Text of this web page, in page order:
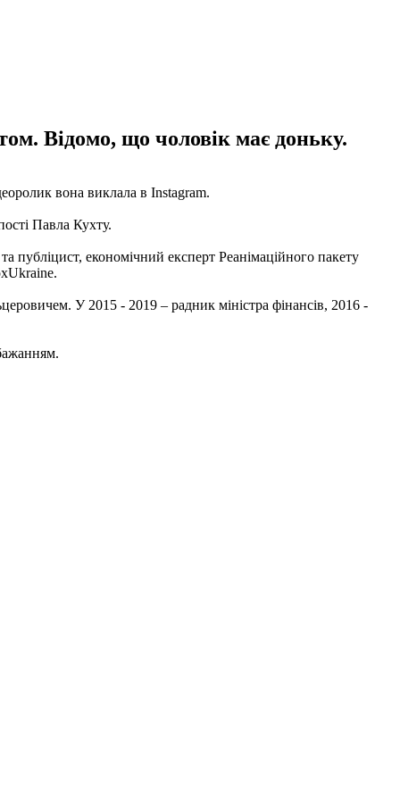
Відомо, що чоловік має доньку.
вона виклала в Instagram.
Павла Кухту.
публіцист, економічний експерт Реанімаційного пакету
У 2015 - 2019 – радник міністра фінансів, 2016 -